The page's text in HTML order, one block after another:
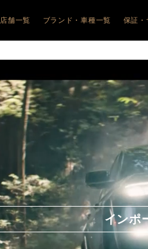
店舗一覧
ジープ札幌美園
ジープ札幌清田
ジープ旭川
ジープ函館
ジープ青森
ブランド・車種一覧
Avenger
RENEGADE e-
HYBRID
COMMANDER
保証・
インポ